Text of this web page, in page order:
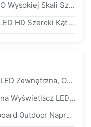
Kolorowy Wyświetlacz LED UHD O Wysokiej Skali Szarości p1.56mm Z Obudową Świetlną 400X300Mm
Mały Skok 3.91mm Wyświetlacz LED HD Szeroki Kąt Widzenia 900-1200 Nits Jasność
6500 Nits Billboard Wyświetlacz LED Zewnętrzna, Odporna Na Warunki Atmosferyczne, Zimna Obudowa Ze Stali
Elektroniczna Reklama Zewnętrzna Wyświetlacz LED ip65 Clear Image Digital Signage p6
Naścienny Wyświetlacz LED Billboard Outdoor Naprawiono smd2727 Full Color Waterproof